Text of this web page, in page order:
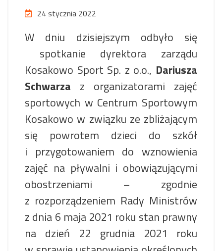
24 stycznia 2022
W dniu dzisiejszym odbyło się
spotkanie dyrektora zarządu
Kosakowo Sport Sp. z o.o., Dariusza
Schwarza z organizatorami zajęć
sportowych w Centrum Sportowym
Kosakowo w związku ze zbliżającym
się powrotem dzieci do szkół
i przygotowaniem do wznowienia
zajęć na pływalni i obowiązującymi
obostrzeniami – zgodnie
z rozporządzeniem Rady Ministrów
z dnia 6 maja 2021 roku stan prawny
na dzień 22 grudnia 2021 roku